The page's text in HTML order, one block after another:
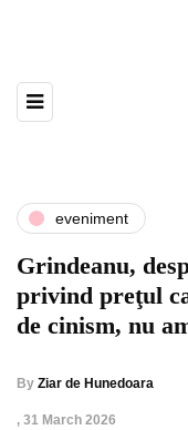
eveniment
Grindeanu,
privind preţul
de cinism, nu
By Ziar de Hunedoara
, 31 March 2026